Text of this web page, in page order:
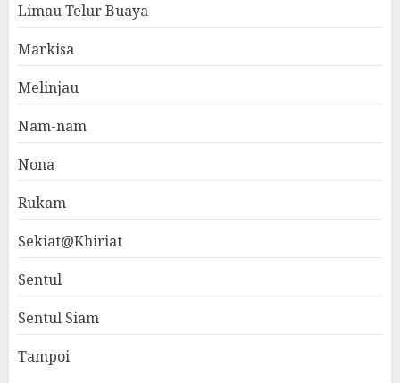
Limau Telur Buaya
Markisa
Melinjau
Nam-nam
Nona
Rukam
Sekiat@Khiriat
Sentul
Sentul Siam
Tampoi